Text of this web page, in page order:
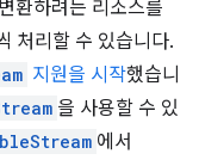
환하려는 리소스를
처리할 수 있습니다.
지원을 시작했습니
을 사용할 수 있
에서